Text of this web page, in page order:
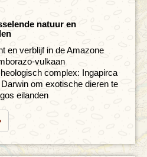
natuur en
en verblijf in de Amazone
vulkaan
complex: Ingapirca
om exotische dieren te
eilanden